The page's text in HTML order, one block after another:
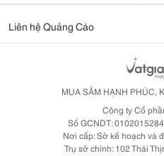
Liên hệ Quảng Cáo
MUA SẮM HẠNH PHÚC,
Công ty Cổ
Số GCNDT:
Nơi cấp: Sở kế hoạch và
Trụ sở chính: 102 Thái